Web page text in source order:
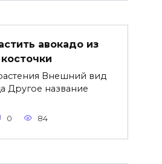
авокадо из
косточки
Внешний вид
Другое название
0 84